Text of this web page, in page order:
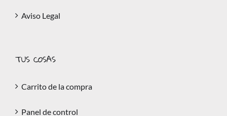
Aviso Legal
TUS COSAS
Carrito de la compra
Panel de control